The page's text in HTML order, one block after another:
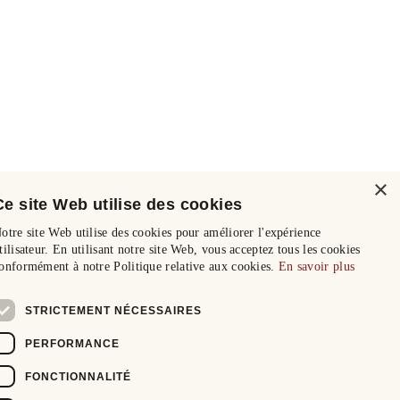
×
site Web utilise des cookies
site Web utilise des cookies pour améliorer l'expérience
En utilisant notre site Web, vous acceptez tous les cookies
à notre Politique relative aux cookies. En savoir plus
STRICTEMENT NÉCESSAIRES
PERFORMANCE
FONCTIONNALITÉ